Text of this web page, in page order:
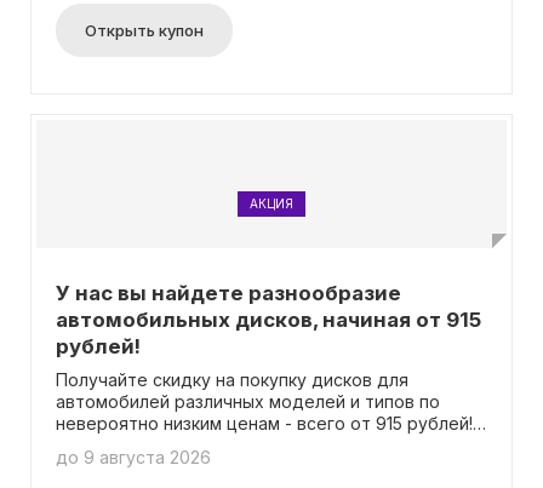
необходимости использовать промокод для
получения данного предложения.
Открыть купон
АКЦИЯ
У нас вы найдете разнообразие
автомобильных дисков, начиная от 915
рублей!
Получайте скидку на покупку дисков для
автомобилей различных моделей и типов по
невероятно низким ценам - всего от 915 рублей!
промокода, чтобы воспользоваться этим
до 9 августа 2026